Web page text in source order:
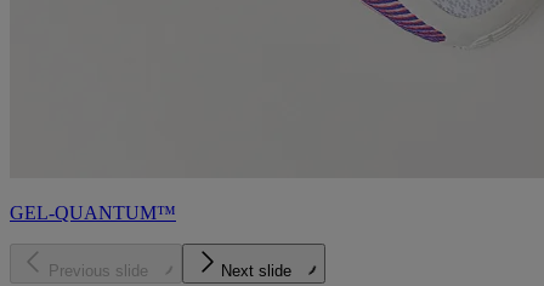
GEL-QUANTUM™
Previous slide Next slide